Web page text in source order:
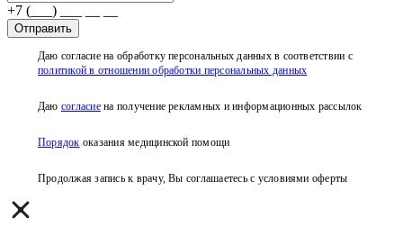
+7 (___) ___ __ __
Отправить
Даю согласие на обработку персональных данных в соответствии с
политикой в отношении обработки персональных данных
Даю согласиена получение рекламных и информационных рассылок
Порядок оказания медицинской помощи
Продолжая запись к врачу, Вы соглашаетесь с условиями оферты